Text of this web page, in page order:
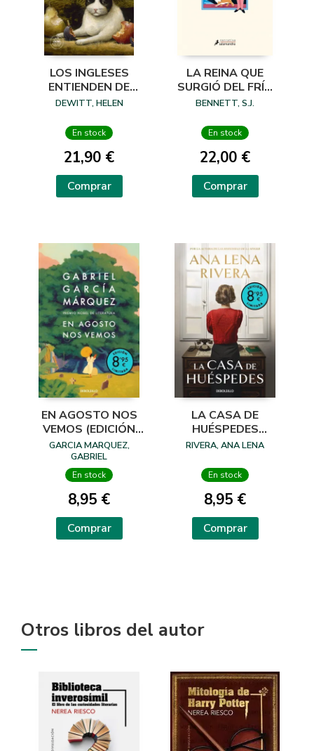
LOS INGLESES
ENTIENDEN DE
LANA (Y OTROS
DEWITT, HELEN
En stock
21,90 €
Comprar
LA REINA QUE
SURGIÓ DEL FRÍO
(SU MAJESTAD, LA
INVESTIGADORA 5)
BENNETT, S.J.
En stock
22,00 €
Comprar
EN AGOSTO NOS
VEMOS (EDICIÓN
LIMITADA)
GARCIA MARQUEZ,
GABRIEL
En stock
8,95 €
Comprar
LA CASA DE
HUÉSPEDES
(EDICIÓN LIMITADA
RIVERA, ANA LENA
En stock
8,95 €
Comprar
Otros libros del autor